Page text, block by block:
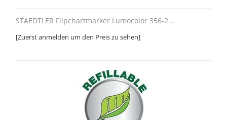
STAEDTLER Flipchartmarker Lumocolor 356-2...
[Zuerst anmelden um den Preis zu sehen]